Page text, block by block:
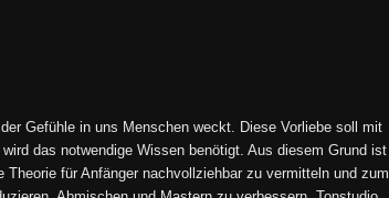
Gefühle in uns Menschen weckt. Diese Vorliebe soll mit
das notwendige Wissen benötigt. Aus diesem Grund ist
für Anfänger nachvollziehbar zu vermitteln und zum